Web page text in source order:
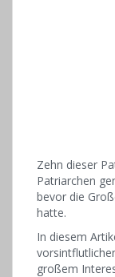
Zehn dieser
Patriarchen
bevor die
hatte.
In diesem
großem